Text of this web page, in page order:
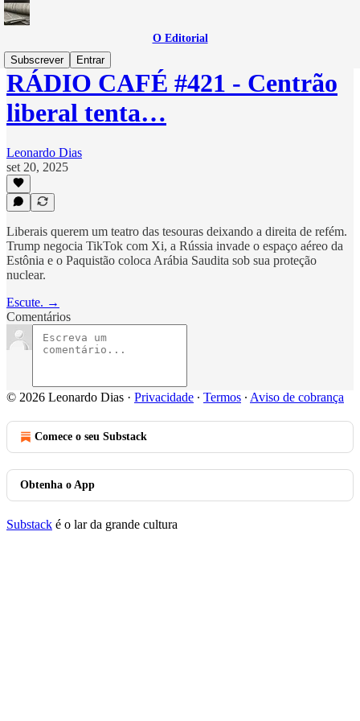
O Editorial
Subscrever
Entrar
RÁDIO CAFÉ #421 - Centrão
liberal tenta…
Leonardo Dias
set 20, 2025
Liberais querem um teatro das tesouras deixando a direita de refém.
Trump negocia TikTok com Xi, a Rússia invade o espaço aéreo da
Estônia e o Paquistão coloca Arábia Saudita sob sua proteção
nuclear.
Escute. →
Comentários
© 2026 Leonardo Dias · Privacidade ∙ Termos ∙ Aviso de cobrança
Comece o seu Substack
Obtenha o App
Substack é o lar da grande cultura